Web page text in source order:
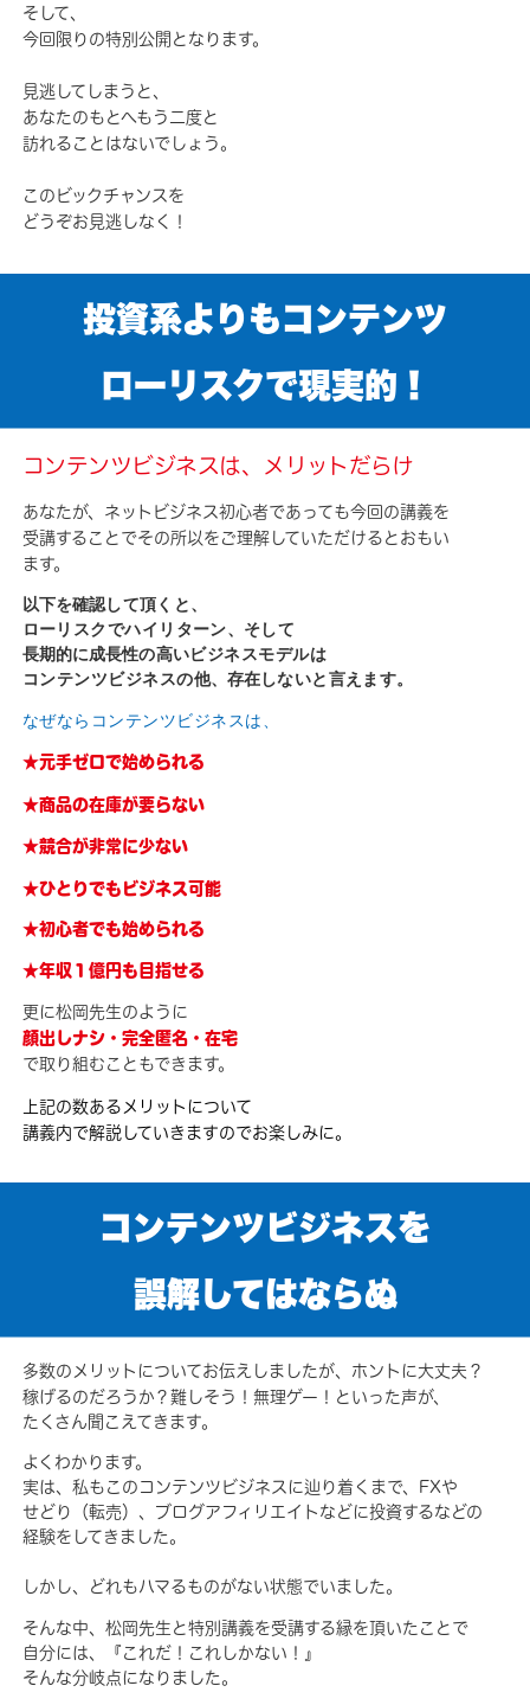
そして、
今回限りの特別公開となります。
見逃してしまうと、
あなたのもとへもう二度と
訪れることはないでしょう。
このビックチャンスを
どうぞお見逃しなく！
投資系よりもコンテンツ
ローリスクで現実的！
コンテンツビジネスは、メリットだらけ
あなたが、ネットビジネス初心者であっても今回の講義を
受講することでその所以をご理解していただけるとおもい
ます。
以下を確認して頂くと、
ローリスクでハイリターン、そして
長期的に成長性の高いビジネスモデルは
コンテンツビジネスの他、存在しないと言えます。
なぜならコンテンツビジネスは、
★元手ゼロで始められる
★商品の在庫が要らない
★競合が非常に少ない
★ひとりでもビジネス可能
★初心者でも始められる
★年収１億円も目指せる
更に松岡先生のように
顔出しナシ・完全匿名・在宅
で取り組むこともできます。
上記の数あるメリットについて
講義内で解説していきますのでお楽しみに。
コンテンツビジネスを
誤解してはならぬ
多数のメリットについてお伝え しましたが、ホントに大丈夫？
稼げるのだろうか？難しそう！無理ゲー！といった声が、
たくさん聞こえてきます。
よくわかります。
実は、私もこのコンテンツビジネスに辿り着くまで、FXや
せどり（転売）、ブログアフィリエイトなどに投資するなどの
経験をしてきました。
しかし、どれもハマるものがない状態でいました。
そんな中、松岡先生と特別講義を受講する縁を頂いたことで
自分には、『これだ！これしかない！』
そんな分岐点になりました。